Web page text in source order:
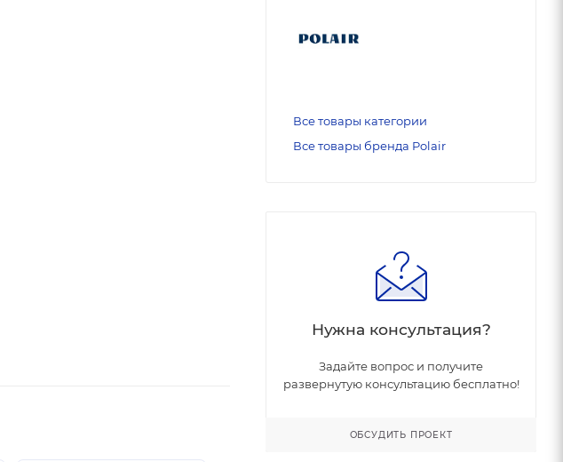
Все товары категории
Все товары бренда Polair
Нужна консультация?
Задайте вопрос и получите
развернутую консультацию бесплатно!
ОБСУДИТЬ ПРОЕКТ